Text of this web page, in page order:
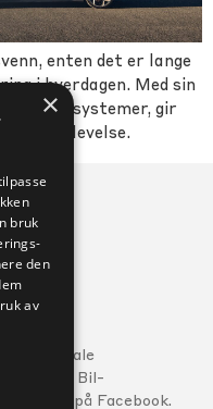
enten det er lange
i hverdagen. Med sin
gir
din lokale
Bil-
på Facebook.
×
bruk
den
av